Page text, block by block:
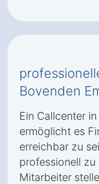
Bovenden
Ein Callcenter
ermöglicht es
erreichbar zu
professionell
Mitarbeiter